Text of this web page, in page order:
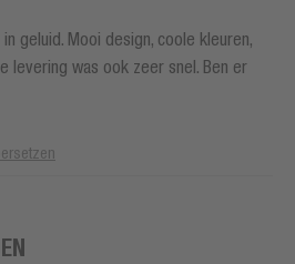
geluid. Mooi design, coole kleuren,
levering was ook zeer snel. Ben er